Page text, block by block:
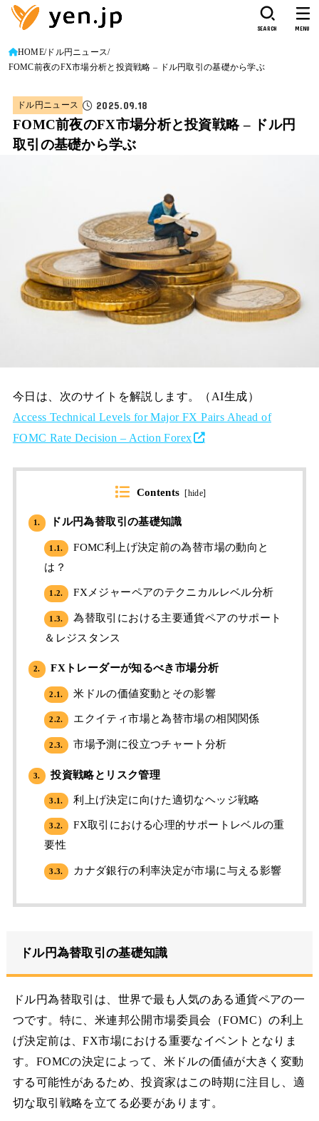
SEARCH MENU
HOME ドル円ニュース
FOMC前夜のFX市場分析と投資戦略 – ドル円取引の基礎から学ぶ
ドル円ニュース 2025.09.18
FOMC前夜のFX市場分析と投資戦略 – ドル円
取引の基礎から学ぶ
今日は、次のサイトを解説します。（AI生成）
Access Technical Levels for Major FX Pairs Ahead of
FOMC Rate Decision – Action Forex
Contents [hide]
1. ドル円為替取引の基礎知識
1.1.
FOMC利上げ決定前の為替市場の動向と
は？
1.2. FXメジャーペアのテクニカルレベル分析
1.3.
為替取引における主要通貨ペアのサポート
＆レジスタンス
2. FXトレーダーが知るべき市場分析
2.1. 米ドルの価値変動とその影響
2.2. エクイティ市場と為替市場の相関関係
2.3. 市場予測に役立つチャート分析
3. 投資戦略とリスク管理
3.1. 利上げ決定に向けた適切なヘッジ戦略
3.2.
FX取引における心理的サポートレベルの重
要性
3.3. カナダ銀行の利率決定が市場に与える影響
ドル円為替取引の基礎知識
ドル円為替取引は、世界で最も人気のある通貨ペアの一
つです。特に、米連邦公開市場委員会（FOMC）の利上
げ決定前は、FX市場における重要なイベントとなりま
す。FOMCの決定によって、米ドルの価値が大きく変動
する可能性があるため、投資家はこの時期に注目し、適
切な取引戦略を立てる必要があります。